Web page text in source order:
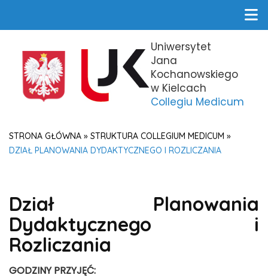
Uniwersytet
Jana
Kochanowskiego
w Kielcach
Collegiu Medicum
STRONA GŁÓWNA » STRUKTURA COLLEGIUM MEDICUM »
DZIAŁ PLANOWANIA DYDAKTYCZNEGO I ROZLICZANIA
Dział Planowania
Dydaktycznego i
Rozliczania
GODZINY PRZYJĘĆ: